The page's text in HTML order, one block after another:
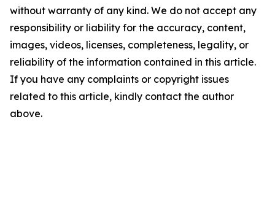
without warranty of any kind. We do not accept any
responsibility or liability for the accuracy, content,
images, videos, licenses, completeness, legality, or
reliability of the information contained in this article.
If you have any complaints or copyright issues
related to this article, kindly contact the author
above.